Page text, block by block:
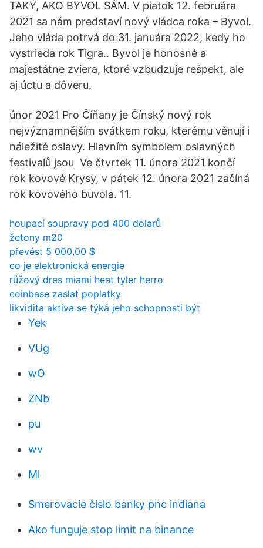
TAKÝ, AKO BYVOL SÁM. V piatok 12. februára
2021 sa nám predstaví nový vládca roka – Byvol.
Jeho vláda potrvá do 31. januára 2022, kedy ho
vystrieda rok Tigra.. Byvol je honosné a
majestátne zviera, ktoré vzbudzuje rešpekt, ale
aj úctu a dôveru.
únor 2021 Pro Číňany je Čínský nový rok
nejvýznamnějším svátkem roku, kterému věnují i
náležité oslavy. Hlavním symbolem oslavných
festivalů jsou Ve čtvrtek 11. února 2021 končí
rok kovové Krysy, v pátek 12. února 2021 začíná
rok kovového buvola. 11.
houpací soupravy pod 400 dolarů
žetony m20
převést 5 000,00 $
co je elektronická energie
růžový dres miami heat tyler herro
coinbase zaslat poplatky
likvidita aktiva se týká jeho schopnosti být
Yek
VUg
wO
ZNb
pu
wv
Ml
Smerovacie číslo banky pnc indiana
Ako funguje stop limit na binance